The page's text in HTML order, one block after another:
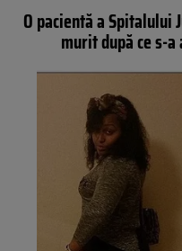
O pacientă a Spitalului
murit după ce s-